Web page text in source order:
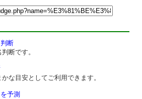
断
断です。
な目安としてご利用できます。
予測